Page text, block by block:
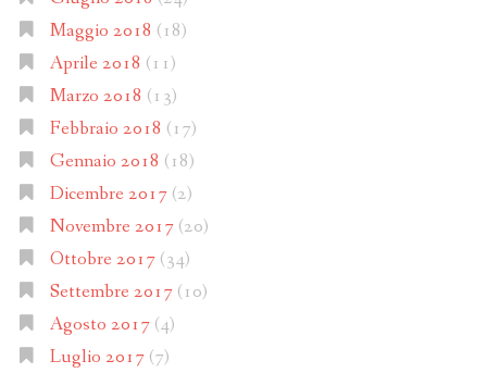
Maggio 2018 (18)
Aprile 2018 (11)
Marzo 2018 (13)
Febbraio 2018 (17)
Gennaio 2018 (18)
Dicembre 2017(2)
Novembre 2017(20)
Ottobre 2017(34)
Settembre 2017(10)
Agosto 2017(4)
Luglio 2017(7)